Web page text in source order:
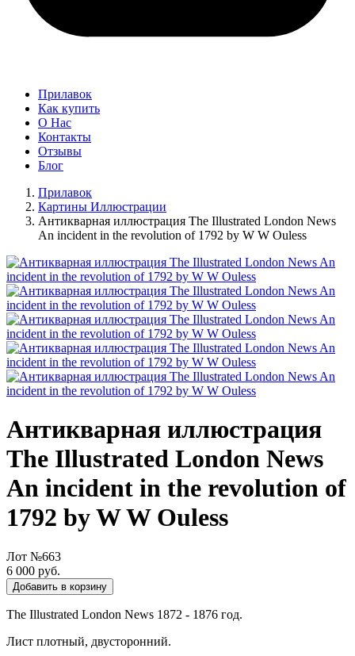
Прилавок
Как купить
О Нас
Контакты
Отзывы
Блог
Прилавок
Картины Иллюстрации
Антикварная иллюстрация The Illustrated London News
An incident in the revolution of 1792 by W W Ouless
Антикварная иллюстрация
The Illustrated London News
An incident in the revolution of
1792 by W W Ouless
Лот №663
6 000 руб.
Добавить в корзину
The Illustrated London News 1872 - 1876 год.
Лист плотный, двусторонний.